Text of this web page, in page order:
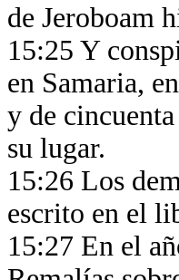
de Jeroboam
15:25 Y
en Samaria,
y de
su lugar.
15:26 Los
escrito en el
15:27 En el